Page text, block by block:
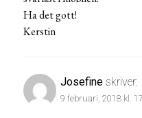
Ha det gott!
Kerstin
Josefine skriver:
9 februari, 2018 kl.